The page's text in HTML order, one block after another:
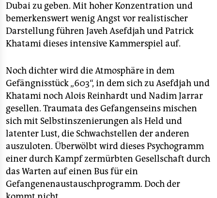
Dubai zu geben. Mit hoher Konzentration und
bemerkenswert wenig Angst vor realistischer
Darstellung führen Javeh Asefdjah und Patrick
Khatami dieses intensive Kammerspiel auf.
Noch dichter wird die Atmosphäre in dem
Gefängnisstück „603“, in dem sich zu Asefdjah und
Khatami noch Alois Reinhardt und Nadim Jarrar
gesellen. Traumata des Gefangenseins mischen
sich mit Selbstinszenierungen als Held und
latenter Lust, die Schwachstellen der anderen
auszuloten. Überwölbt wird dieses Psychogramm
einer durch Kampf zermürbten Gesellschaft durch
das Warten auf einen Bus für ein
Gefangenenaustauschprogramm. Doch der